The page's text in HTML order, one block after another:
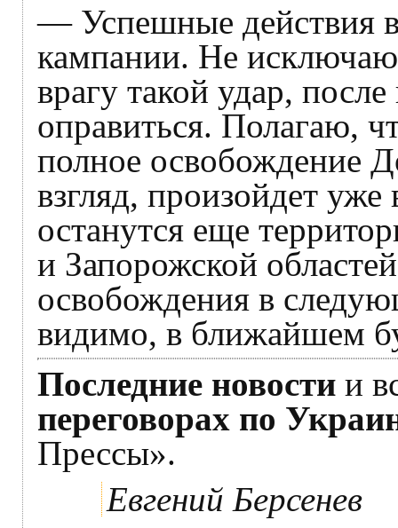
— Успешные действия
кампании. Не
врагу такой удар,
оправиться. Полагаю,
полное освобождение
взгляд, произойдет
останутся еще
и Запорожской
освобождения в
видимо, в ближайшем
Последние новости и
переговорах по
Прессы».
Евгений Берсенев